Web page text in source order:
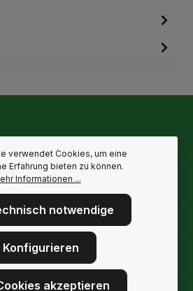
verwendet Cookies, um eine
Erfahrung bieten zu können.
Informationen ...
notwendige
Konfigurieren
akzeptieren